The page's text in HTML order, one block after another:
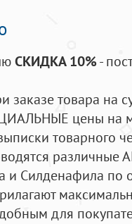
СКИДКА 10%-
заказе товара на
цены на
товарного
и Силденафила по
для